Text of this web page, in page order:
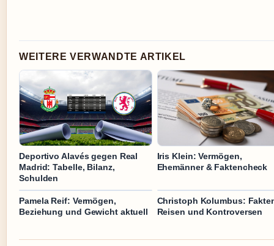
WEITERE VERWANDTE ARTIKEL
Deportivo Alavés gegen Real
Madrid: Tabelle, Bilanz,
Schulden
Iris Klein: Vermögen,
Ehemänner & Faktencheck
Pamela Reif: Vermögen,
Beziehung und Gewicht aktuell
Christoph Kolumbus:
Reisen und Kontroversen